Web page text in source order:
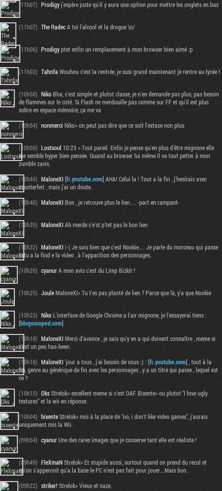
(11h07) Prodigyj'espère juste qu'il y aura une option pour mettre les onglets en bas
(11h07) The RadecA toi l'alcool et la drogue \o/
(11h06) Prodigyptet enfin un remplacement à mon browser bien aimé :p
(11h02) Tahnfa Wouhou c'est la rentrée, je susi grand maintenant je rentre au lycée !
(10h58) NikoBha, c'est simple et plutot classe, je n'en demande pas plus, pas besoin
de flammes sur le coté. Si Flash ne merdouille pas comme sur FF et qu'il est plus
sobre en espace mémoire, ça me va
(10h54) nonmerci Niko> on peut pas dire que ce soit l'extase non plus
(10h50) Lostsoul 10:23 > Tout pareil. Enfin je pense qu'en plus d'être mignone elle
me semble hyper bien pensée. Quand au browser lui même il va tout petter à mon
zumble zavis.
(10h44) MaloneXI[fr.youtube.com] AHA! Celui la ! Tout a la fin , j'hesitais avec
counterfeit , mais j'ai un doute.
(10h40) MaloneXI Bon , je retrouve plus le lien.... -part en rampant-
(10h35) MaloneXIAh merde c'e'st p'tet pas le bon lien
(10h32) MaloneXI |-( Je sais bien que c'est Nookie.... Je parle du morceau qui passe
totu a la find e la video , à l'apparition des personnages.
(10h26) cyanurA mon avis c'est du Limp Bizkit !
(10h25) JouleMaloneXI> Tu t'es pas planté de lien ? Parce que là, y'a que Nookie
(10h23) NikoL'interface de Google Chrome a l'air mignone, je l'essayerai tiens :
[blogoscoped.com]
(10h18) MaloneXI Merci d'avance , je sais qu'y en a qui doivent connaître , meme si
c'est un peu has-been.
(10h18) MaloneXI'jour a tous , j'ai besoin de vous :) : [fr.youtube.com] , tout à la
fin, genre au générique de fin avec les personnages , y a un titre qui passe , lequel est
ce ?
(10h15) DksStrelok> excellent meme si c'est OAF. Bixente> ou plutot "I love ugly
textures" et la wii en réponse.
(10h04) bixenteStrelok> moi à la place de "no, i don't like video games", j'aurais
uniquement mis la Wii.
(09h54) cyanurUne des rares images que je conserve tant elle est réaliste !
(09h49) FleXmaNStrelok> Et stupide aussi, surtout quand on prend du recul et
qu'on s'appercoit qu'a la base le PC n'est pas fait pour jouer...Mais bon.
(09h22) striker! Strelok> Vieux et naze.